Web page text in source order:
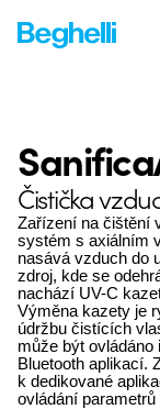
Čistička
Zařízení na čištění
systém s axiálním
nasává vzduch do
zdroj, kde se
nachází UV-C
Výměna kazety je
údržbu čistících
může být ovládáno
Bluetooth aplikací.
k dedikované
ovládání parametrů